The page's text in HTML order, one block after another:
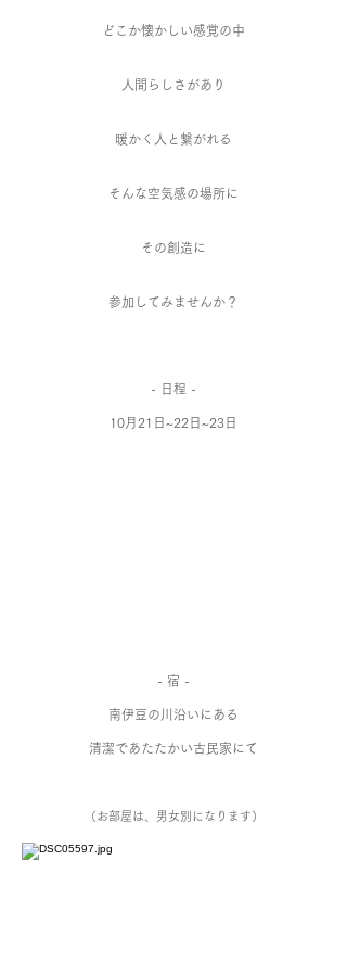
どこか懐かしい感覚の中
人間らしさがあり
暖かく人と繋がれる
そんな空気感の場所に
​その創造に
参加してみませんか？
- 日程 -
10月21日~22日~23日
​- 宿 -
南伊豆の川沿いにある
清潔であたたかい古民家にて
​（お部屋は、男女別になります）